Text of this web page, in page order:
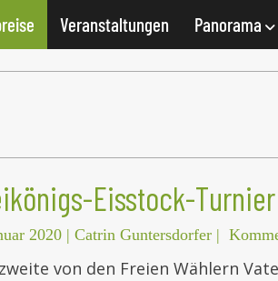
Veranstaltungen Panorama
Eisstock-Turnier
2020 | Catrin Guntersdorfer |
von den Freien Wählern